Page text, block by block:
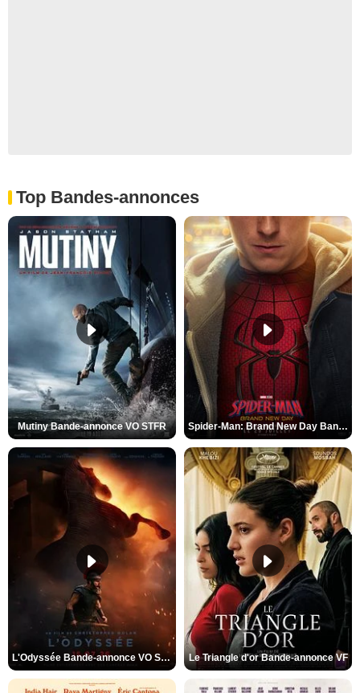
Top Bandes-annonces
Mutiny Bande-annonce VO STFR Spider-Man: Brand New Day Bande-annonce VO STFR
L'Odyssée Bande-annonce VO STFR Le Triangle d'or Bande-annonce VF